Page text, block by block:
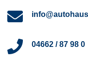
04662 / 87 98 0